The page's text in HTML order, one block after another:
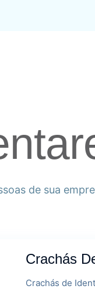
de sua
Crachás
Crachás de